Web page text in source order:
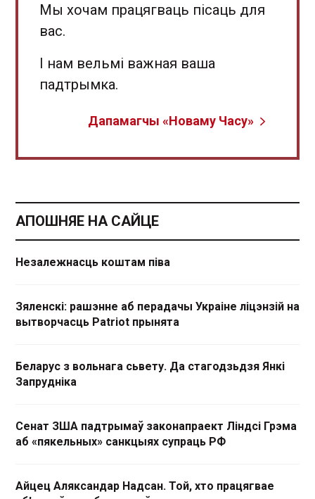
Мы хочам працягваць пісаць для
вас.
І нам вельмі важная ваша
падтрымка.
Дапамагчы «Новаму Часу»
АПОШНЯЕ НА САЙЦЕ
Незалежнасць коштам піва
Зяленскі: рашэнне аб перадачы Украіне ліцэнзій на
вытворчасць Patriot прынята
Беларус з вольнага сьвету. Да стагодзьдзя Янкі
Запрудніка
Сенат ЗША падтрымаў законапраект Ліндсі Грэма
аб «пякельных» санкцыях супраць РФ
Айцец Аляксандар Надсан. Той, хто працягвае